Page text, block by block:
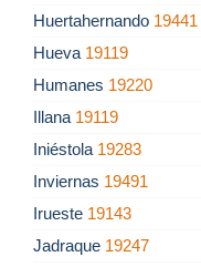
Huertahernando 19441
Hueva 19119
Humanes 19220
Illana 19119
Iniéstola 19283
Inviernas 19491
Irueste 19143
Jadraque 19247